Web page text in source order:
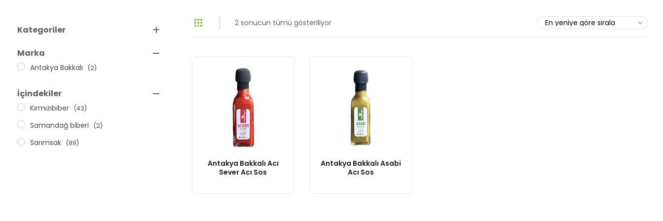
2 sonucun tümü gösteriliyorEn
Antakya Bakkalı Acı
Sever Acı Sos
Antakya Bakkalı Asabi
Acı Sos
Kategoriler
(Yerli)
Marka
Antakya Bakkalı (2)
İçindekiler
Kırmızıbiber (43)
Samandağ biberi (2)
Sarımsak (89)